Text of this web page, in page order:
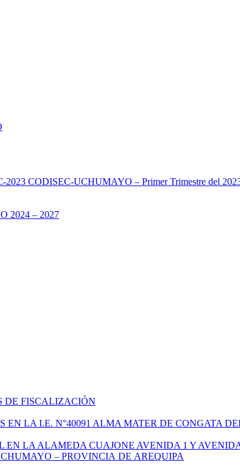
2023 CODISEC-UCHUMAYO – Primer Trimestre del
2024 – 2027
DE FISCALIZACIÓN
EN LA I.E. N°40091 ALMA MATER DE CONGATA
LA ALAMEDA CUAJONE AVENIDA 1 Y
– PROVINCIA DE AREQUIPA